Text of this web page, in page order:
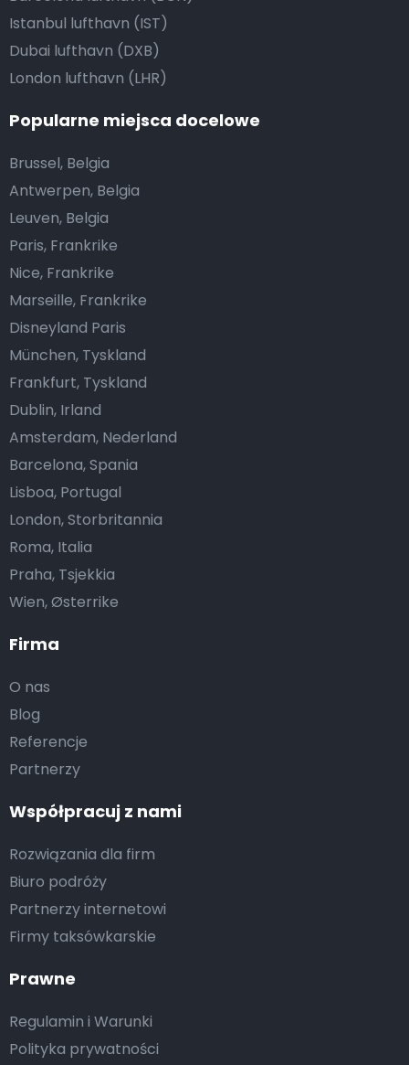
Firma
O nas
Blog
Referencje
Partnerzy
Współpracuj z nami
Rozwiązania dla firm
Biuro podróży
Partnerzy internetowi
Firmy taksówkarskie
Prawne
Regulamin i Warunki
Polityka prywatności
Istanbul lufthavn (IST)
Dubai lufthavn (DXB)
London lufthavn (LHR)
Popularne miejsca docelowe
Brussel, Belgia
Antwerpen, Belgia
Leuven, Belgia
Paris, Frankrike
Nice, Frankrike
Marseille, Frankrike
Disneyland Paris
München, Tyskland
Frankfurt, Tyskland
Dublin, Irland
Amsterdam, Nederland
Barcelona, Spania
Lisboa, Portugal
London, Storbritannia
Roma, Italia
Praha, Tsjekkia
Wien, Østerrike